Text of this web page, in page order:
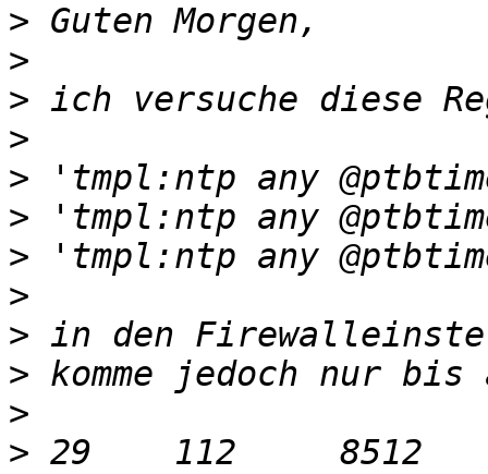
>
>
>
>
>
>
>
>
>
>
>
> 29	112	8512	ACCEPT	udp